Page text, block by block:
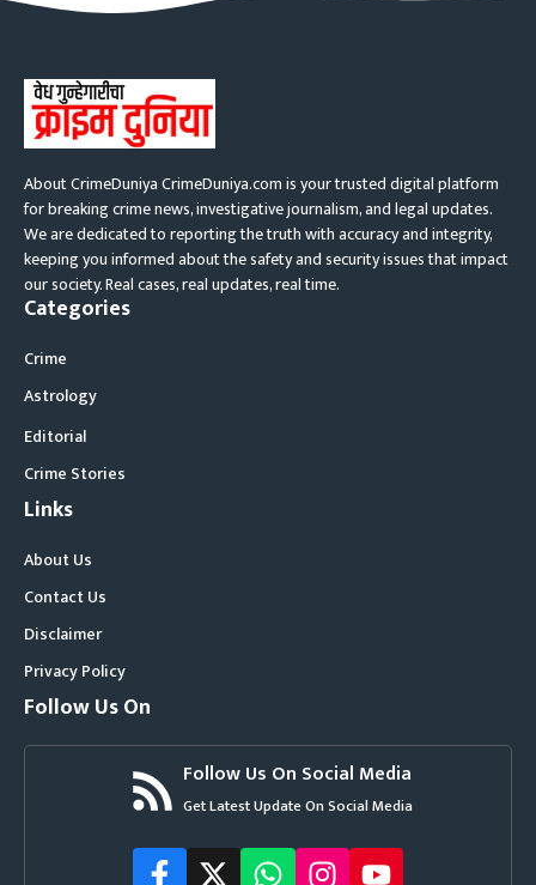
About CrimeDuniya CrimeDuniya.com is your trusted digital platform
for breaking crime news, investigative journalism, and legal updates.
We are dedicated to reporting the truth with accuracy and integrity,
keeping you informed about the safety and security issues that impact
our society. Real cases, real updates, real time.
Categories
Crime
Astrology
Editorial
Crime Stories
Links
About Us
Contact Us
Disclaimer
Privacy Policy
Follow Us On
Follow Us On Social Media
Get Latest Update On Social Media